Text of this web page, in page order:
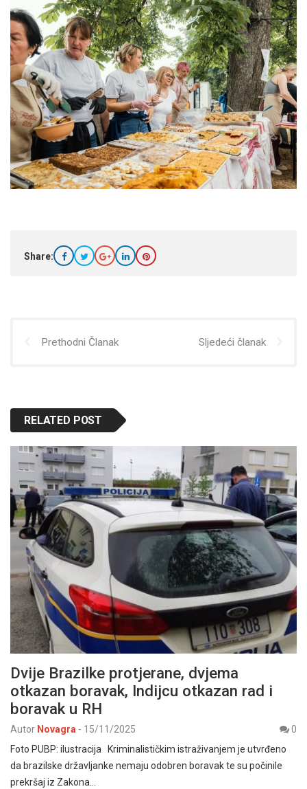
Share:
Prethodni Članak Sljedeći članak
RELATED POST
Dvije Brazilke protjerane, dvjema
otkazan boravak, Indijcu otkazan rad i
boravak u RH
Autor Novagra - 15/11/2025
0
Foto PUBP: ilustracija Kriminalističkim istraživanjem je utvrđeno
da brazilske državljanke nemaju odobren boravak te su počinile
prekršaj iz Zakona…